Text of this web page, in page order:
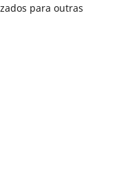
para outras